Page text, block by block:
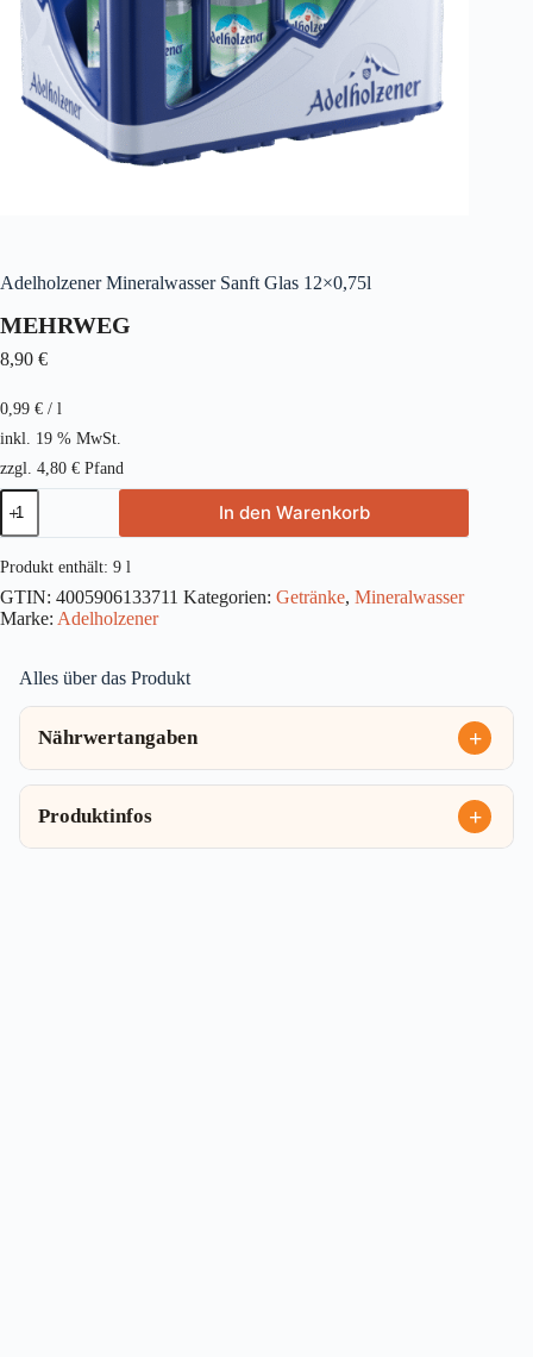
Adelholzener Mineralwasser Sanft Glas 12×0,75l
MEHRWEG
8,90 €
0,99 € / l
inkl. 19 % MwSt.
zzgl. 4,80 € Pfand
Adelholzener
Mineralwasser
Sanft
Glas
12x0,75l
Menge
In den Warenkorb
Produkt enthält: 9 l
GTIN: 4005906133711 Kategorien: Getränke, Mineralwasser
Marke: Adelholzener
Alles über das Produkt
Nährwertangaben
Produktinfos